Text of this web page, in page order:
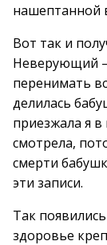
нашептанной
Вот так и
Неверующий
перенимать
делилась
приезжала я в
смотрела,
смерти
эти записи.
Так
здоровье